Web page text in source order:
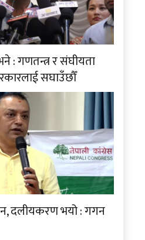
: गणतन्त्र र संघीयता
सघाउँछौँ
दलीयकरण भयो : गगन